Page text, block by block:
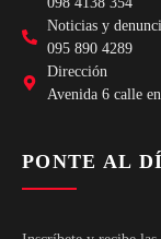
Noticias y
095 890 4289
Dirección
Avenida 6 calle
PONTE AL